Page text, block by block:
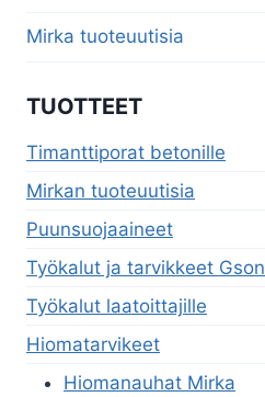
Mirka tuoteuutisia
TUOTTEET
Timanttiporat betonille
Mirkan tuoteuutisia
Puunsuojaaineet
Työkalut ja tarvikkeet Gson
Työkalut laatoittajille
Hiomatarvikeet
Hiomanauhat Mirka